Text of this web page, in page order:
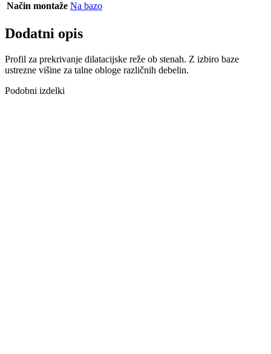
Način montaže Na bazo
Dodatni opis
Profil za prekrivanje dilatacijske reže ob stenah. Z izbiro baze
ustrezne višine za talne obloge različnih debelin.
Podobni izdelki